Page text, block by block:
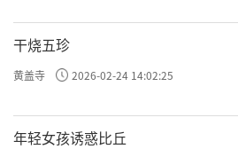
干烧五珍
黄盖寺 2026-02-24 14:02:25
年轻女孩诱惑比丘